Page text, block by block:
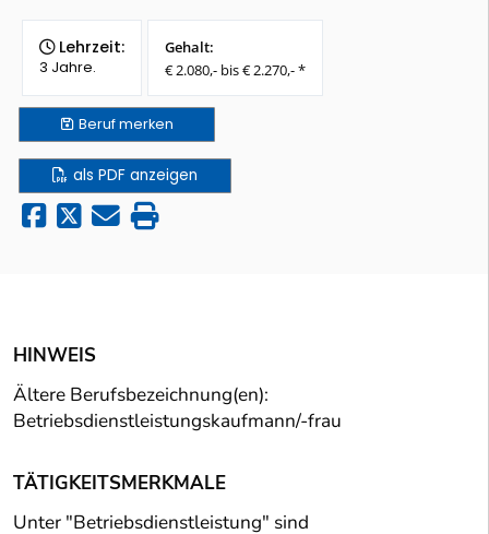
Lehrzeit:
3 Jahre.
Gehalt:
€ 2.080,- bis € 2.270,- *
Berufmerken
als PDF anzeigen
HINWEIS
Ältere Berufsbezeichnung(en):
Betriebsdienstleistungskaufmann/-frau
TÄTIGKEITSMERKMALE
Unter "Betriebsdienstleistung" sind